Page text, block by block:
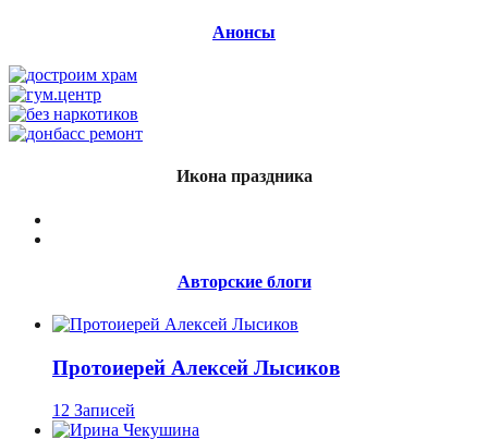
Анонсы
Икона праздника
Авторские блоги
Протоиерей Алексей Лысиков
12 Записей